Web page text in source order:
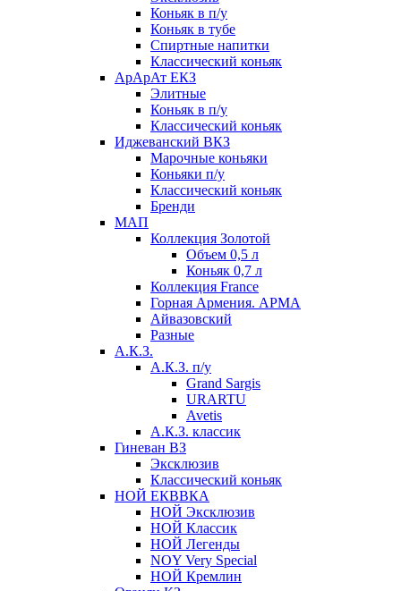
Коньяк в п/у
Коньяк в тубе
Спиртные напитки
Классический коньяк
АрАрАт ЕКЗ
Элитные
Коньяк в п/у
Классический коньяк
Иджеванский ВКЗ
Марочные коньяки
Коньяки п/у
Классический коньяк
Бренди
МАП
Коллекция Золотой
Объем 0,5 л
Коньяк 0,7 л
Коллекция France
Горная Армения. АРМА
Айвазовский
Разные
А.К.З.
А.К.З. п/у
Grand Sargis
URARTU
Avetis
А.К.З. классик
Гиневан ВЗ
Эксклюзив
Классический коньяк
НОЙ ЕКВВКА
НОЙ Эксклюзив
НОЙ Классик
НОЙ Легенды
NOY Very Speсial
НОЙ Кремлин